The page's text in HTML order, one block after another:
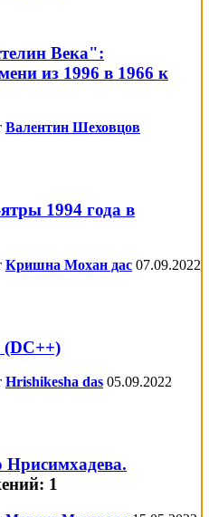
Века":
из 1996 в 1966 к
Валентин Шеховцов
1994 года в
Кришна Мохан дас 07.09.2022
Hrishikesha das 05.09.2022
Нрисимхадева.